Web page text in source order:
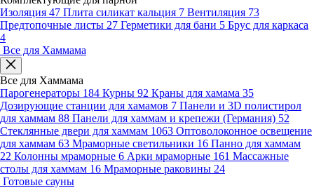
Изоляция 47 Плита силикат кальция 7 Вентиляция 73
Предтопочные листы 27 Герметики для бани 5 Брус для каркаса
4
Все для Хаммама
Все для Хаммама
Парогенераторы 184 Курны 92 Краны для хамама 35
Дозирующие станции для хамамов 7 Панели и 3D полистирол
для хаммам 88 Панели для хаммам и крепежи (Германия) 52
Стеклянные двери для хаммам 1063 Оптоволоконное освещение
для хаммам 63 Мраморные светильники 16 Панно для хаммам
22 Колонны мраморные 6 Арки мраморные 161 Массажные
столы для хаммам 16 Мраморные раковины 24
Готовые сауны